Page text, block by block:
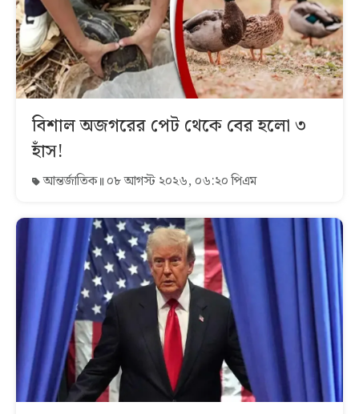
বিশাল অজগরের পেট থেকে বের হলো ৩
হাঁস!
আন্তর্জাতিক ০৮ আগস্ট ২০২৬, ০৬:২০ পিএম